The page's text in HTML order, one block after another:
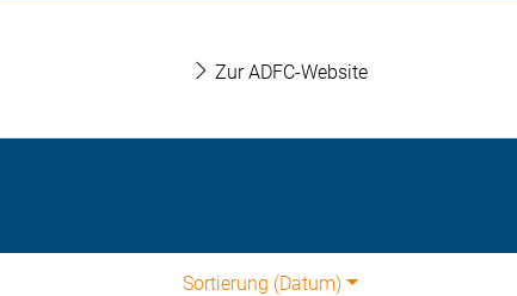
Zur ADFC-Website
Sortierung (Datum)